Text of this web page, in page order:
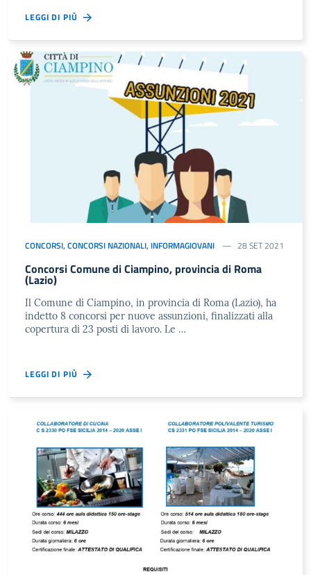
LEGGI DI PIÙ
CONCORSI, CONCORSI NAZIONALI, INFORMAGIOVANI 28 SET 2021
Concorsi Comune di Ciampino, provincia di Roma
(Lazio)
Il Comune di Ciampino, in provincia di Roma (Lazio), ha
indetto 8 concorsi per nuove assunzioni, finalizzati alla
copertura di 23 posti di lavoro. Le …
LEGGI DI PIÙ